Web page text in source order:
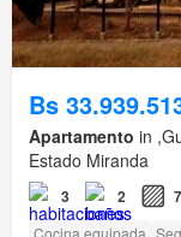
Bs
Apartamento in
Estado Miranda
3 2
Cocina equipada